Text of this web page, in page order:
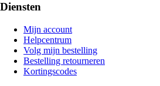
Diensten
Mijn account
Helpcentrum
Volg mijn bestelling
Bestelling retourneren
Kortingscodes